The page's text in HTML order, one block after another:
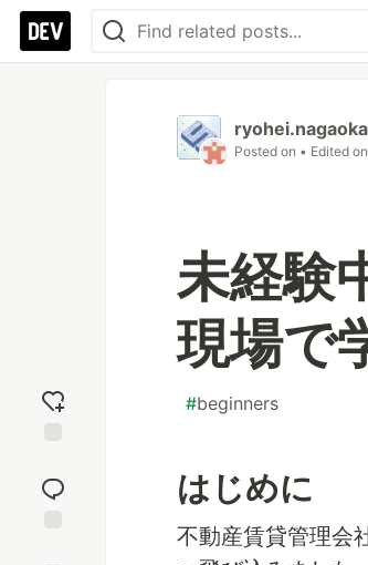
reaction
ryohei.nagaoka
Posted on • Edited on
未経験
現場で
#beginners
はじめに
不動産賃貸管理会